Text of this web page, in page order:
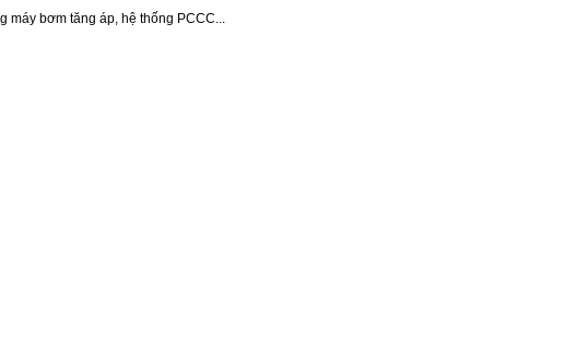
máy bơm tăng áp, hệ thống PCCC...